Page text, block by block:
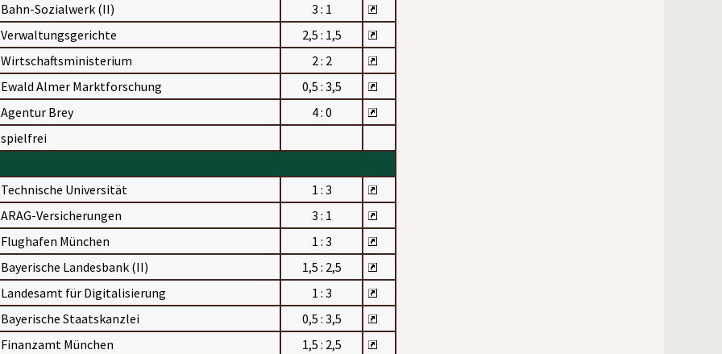
Bahn-Sozialwerk (II)
3 : 1
Verwaltungsgerichte
2,5 : 1,5
Wirtschaftsministerium
2 : 2
Ewald Almer Marktforschung
0,5 : 3,5
Agentur Brey
4 : 0
spielfrei
Technische Universität
1 : 3
ARAG-Versicherungen
3 : 1
Flughafen München
1 : 3
Bayerische Landesbank (II)
1,5 : 2,5
Landesamt für Digitalisierung
1 : 3
Bayerische Staatskanzlei
0,5 : 3,5
Finanzamt München
1,5 : 2,5